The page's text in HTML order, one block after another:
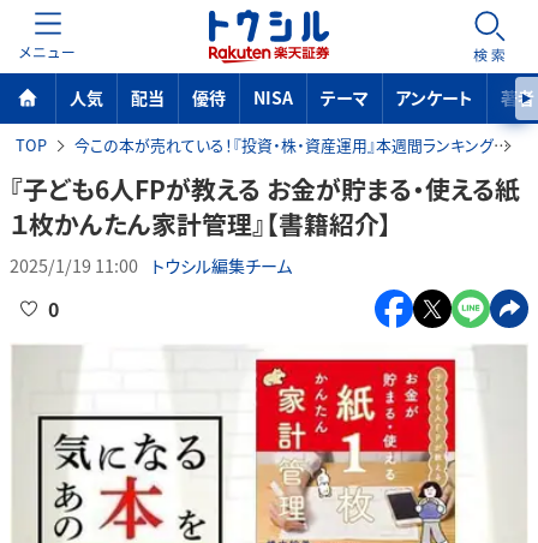
MENU 検索
人気 配当 優待 NISA テーマ アンケート 著者
TOP 今この本が売れている！『投資・株・資産運用』本週間ランキング
『子ども6人FPが教える お金が貯まる・使える紙
１枚かんたん家計管理』【書籍紹介】
2025/1/19 11:00 トウシル編集チーム
0